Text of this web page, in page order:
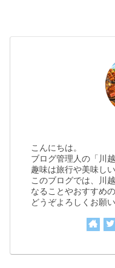
こんにちは。
ブログ管理人の「川
趣味は旅行や美味し
このブログでは、川
なることやおすすめ
どうぞよろしくお願